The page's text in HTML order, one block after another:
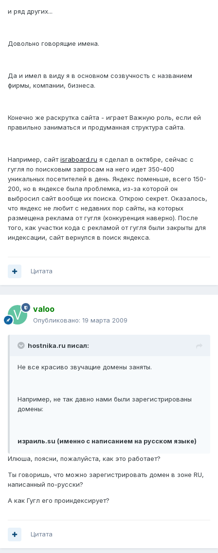
и ряд других...
Довольно говорящие имена.
Да и имел в виду я в основном созвучность с названием
фирмы, компании, бизнеса.
Конечно же раскрутка сайта - играет Важную роль, если ей
правильно заниматься и продуманная структура сайта.
Например, сайтisraboard.ru я сделал в октябре, сейчас с
гугля по поисковым запросам на него идет 350-400
уникальных посетителей в день. Яндекс поменьше, всего 150-
200, но в яндексе была проблемка, из-за которой он
выбросил сайт вообще их поиска. Открою секрет. Оказалось,
что яндекс не любит с недавних пор сайты, на которых
размещена реклама от гугля (конкуренция наверно). После
того, как участки кода с рекламой от гугля были закрыты для
индексации, сайт вернулся в поиск яндекса.
Цитата
valoo
Опубликовано: 19 марта 2009
hostnika.ru писал:
Не все красиво звучащие домены заняты.
Например, не так давно нами были зарегистрированы
домены:
израиль.su (именно с написанием на русском языке)
Илюша, поясни, пожалуйста, как это работает?
Ты говоришь, что можно зарегистрировать домен в зоне RU,
написанный по-русски?
А как Гугл его проиндексирует?
Цитата